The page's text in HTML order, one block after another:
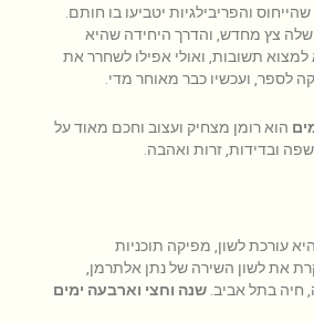
והפריבילגיות יטביעו בו חותם.
צץ מחדש, והדרך היחידה שהיא
תשובות, ואולי אפילו לשחרר את
לספר, ועכשיו כבר מאוחר מדי.
הוא רומן מצחיק ועצוב וחכם מאוד על
ובדידות, זרות ואהבה
היא עורכת לשון, מפיקה תוכניות
את לשון השירה של נתן אלתרמן,
חיה בתל אביב. שנה וחצי וארבעה ימים